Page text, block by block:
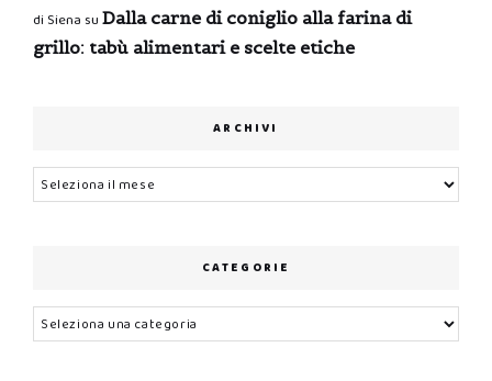
di Siena su Dalla carne di coniglio alla farina di
grillo: tabù alimentari e scelte etiche
ARCHIVI
Archivi
CATEGORIE
Categorie